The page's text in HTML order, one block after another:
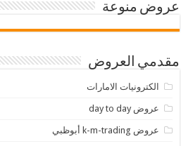
عروض منوعة
مقدمي العروض
الكترونيات الامارات
عروض day to day
عروض k-m-trading أبوظبي